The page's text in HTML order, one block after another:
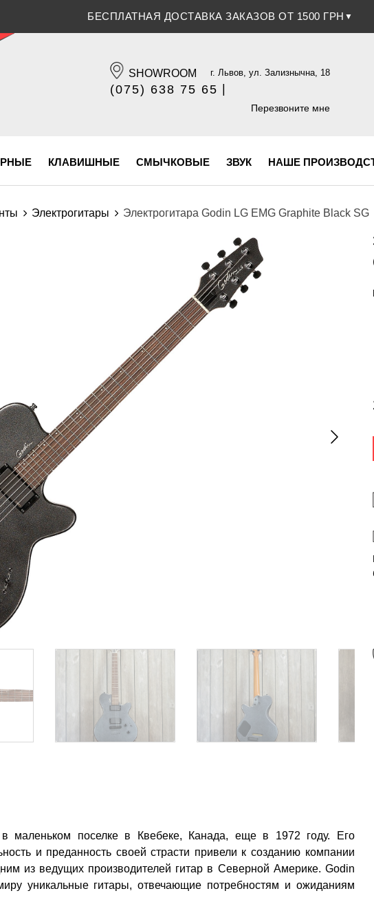
СКИДКА 5% ПРИ ОПЛАТЕ БАНКОВСКОЙ КАРТОЧКОЙ
SHOWROOM г. Львов, ул. Зализнычна, 18
(075) 638 75 65
(096) 609 84 32
Перезвоните мне
КЛАВИШНЫЕ СМЫЧКОВЫЕ ЗВУК НАШЕ
Электрогитары Электрогитара Godin LG EMG Graphite Black SG
в маленьком поселке в Квебеке, Канада, еще в 1972 году. Его
и преданность своей страсти привели к созданию компании
из ведущих производителей гитар в Северной Америке. Godin
уникальные гитары, отвечающие потребностям и ожиданиям